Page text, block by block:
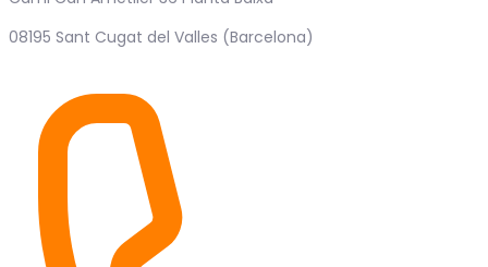
08195 Sant Cugat del Valles (Barcelona)